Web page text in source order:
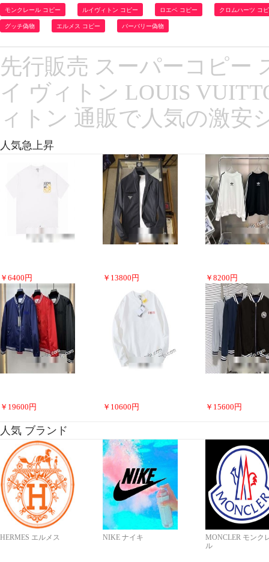
モンクレール コピー ルイヴィトン コピー ロエベ コピー クロムハーツ コ
グッチ偽物 エルメス コピー バーバリー偽物
先行販売 スーパーコピー
イ ヴィトン LOUIS
ィトン 通販で人気の激安
人気急上昇
￥ 6400 円 ￥ 13800 円 ￥ 8200 円
￥ 19600 円 ￥ 10600 円 ￥ 15600 円
人気 ブランド
HERMES エルメス NIKE ナイキ
MONCLER モンク
ル